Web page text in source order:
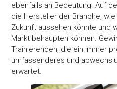
ebenfalls an Bedeutung. Auf
die Hersteller der Branche,
Zukunft aussehen könnte und
Markt behaupten können.
Trainierenden, die ein immer
umfassenderes und
erwartet.